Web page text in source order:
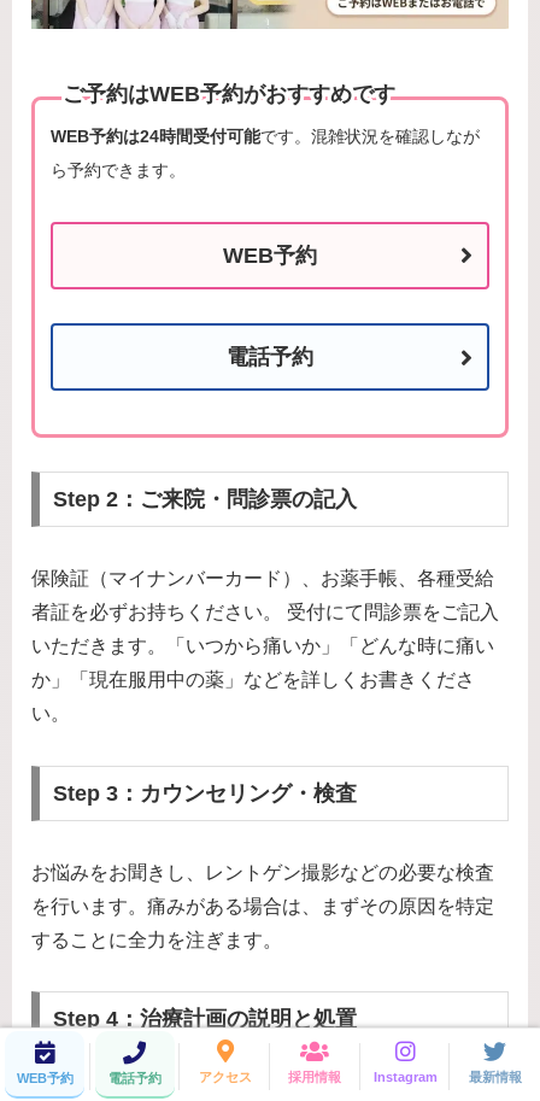
ご予約はWEB予約がおすすめです
WEB予約は24時間受付可能です。混雑状況を確認しなが
ら予約できます。
WEB予約
電話予約
Step 2：ご来院・問診票の記入
保険証（マイナンバーカード）、お薬手帳、各種受給
者証を必ずお持ちください。 受付にて問診票をご記入
いただきます。「いつから痛いか」「どんな時に痛い
か」「現在服用中の薬」などを詳しくお書きくださ
い。
Step 3：カウンセリング・検査
お悩みをお聞きし、レントゲン撮影などの必要な検査
を行います。痛みがある場合は、まずその原因を特定
することに全力を注ぎます。
Step 4：治療計画の説明と処置
WEB予約 電話予約 アクセス 採用情報 Instagram 最新情報